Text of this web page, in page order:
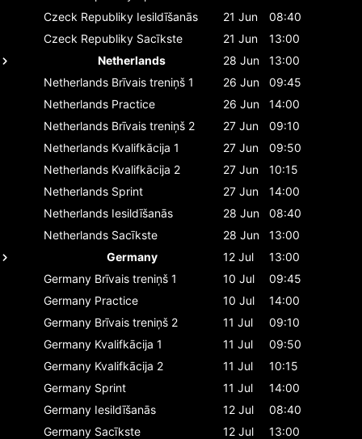
Czeck Republiky Iesildīšanās 21 Jun
08:40
Czeck Republiky Sacīkste 21 Jun
13:00
Netherlands
28 Jun
13:00
Netherlands Brīvais treniņš 1 26 Jun
09:45
Netherlands Practice 26 Jun
14:00
Netherlands Brīvais treniņš 2 27 Jun
09:10
Netherlands Kvalifkācija 1 27 Jun
09:50
Netherlands Kvalifkācija 2 27 Jun
10:15
Netherlands Sprint 27 Jun
14:00
Netherlands Iesildīšanās 28 Jun
08:40
Netherlands Sacīkste 28 Jun
13:00
Germany
12 Jul
13:00
Germany Brīvais treniņš 1 10 Jul
09:45
Germany Practice 10 Jul
14:00
Germany Brīvais treniņš 2 11 Jul
09:10
Germany Kvalifkācija 1 11 Jul
09:50
Germany Kvalifkācija 2 11 Jul
10:15
Germany Sprint 11 Jul
14:00
Germany Iesildīšanās 12 Jul
08:40
Germany Sacīkste 12 Jul
13:00